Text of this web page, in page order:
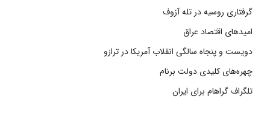
گرفتاری روسیه در تله آزوف
امیدهای اقتصاد عراق
دویست و پنجاه سالگی انقلاب آمریکا در ترازو
چهره‌های کلیدی دولت برنام
تلگراف گراهام برای ایران